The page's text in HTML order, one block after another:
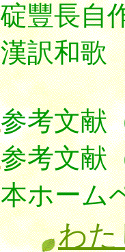
碇豐長自
漢訳和歌
参考文献
参考文献
本ホーム
わ